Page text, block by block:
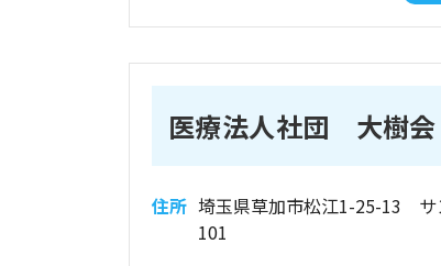
医療法人社団 大樹
住所 埼玉県草加市松江1-25-13 サ
101